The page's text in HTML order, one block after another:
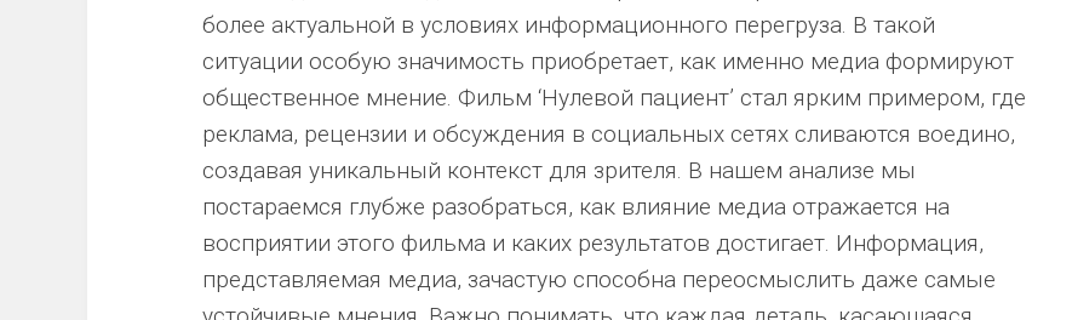
более актуальной в условиях информационного перегруза. В такой
ситуации особую значимость приобретает, как именно медиа формируют
общественное мнение. Фильм ‘Нулевой пациент’ стал ярким примером, где
реклама, рецензии и обсуждения в социальных сетях сливаются воедино,
создавая уникальный контекст для зрителя. В нашем анализе мы
постараемся глубже разобраться, как влияние медиа отражается на
восприятии этого фильма и каких результатов достигает. Информация,
представляемая медиа, зачастую способна переосмыслить даже самые